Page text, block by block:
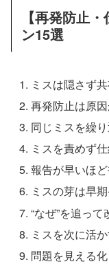
【再発防止
ン15選
ミスは隠さず
再発防止は原
同じミスを繰
ミスを責めず
報告が早いほ
ミスの芽は早
“なぜ”を追って
ミスを次に活
問題を見える